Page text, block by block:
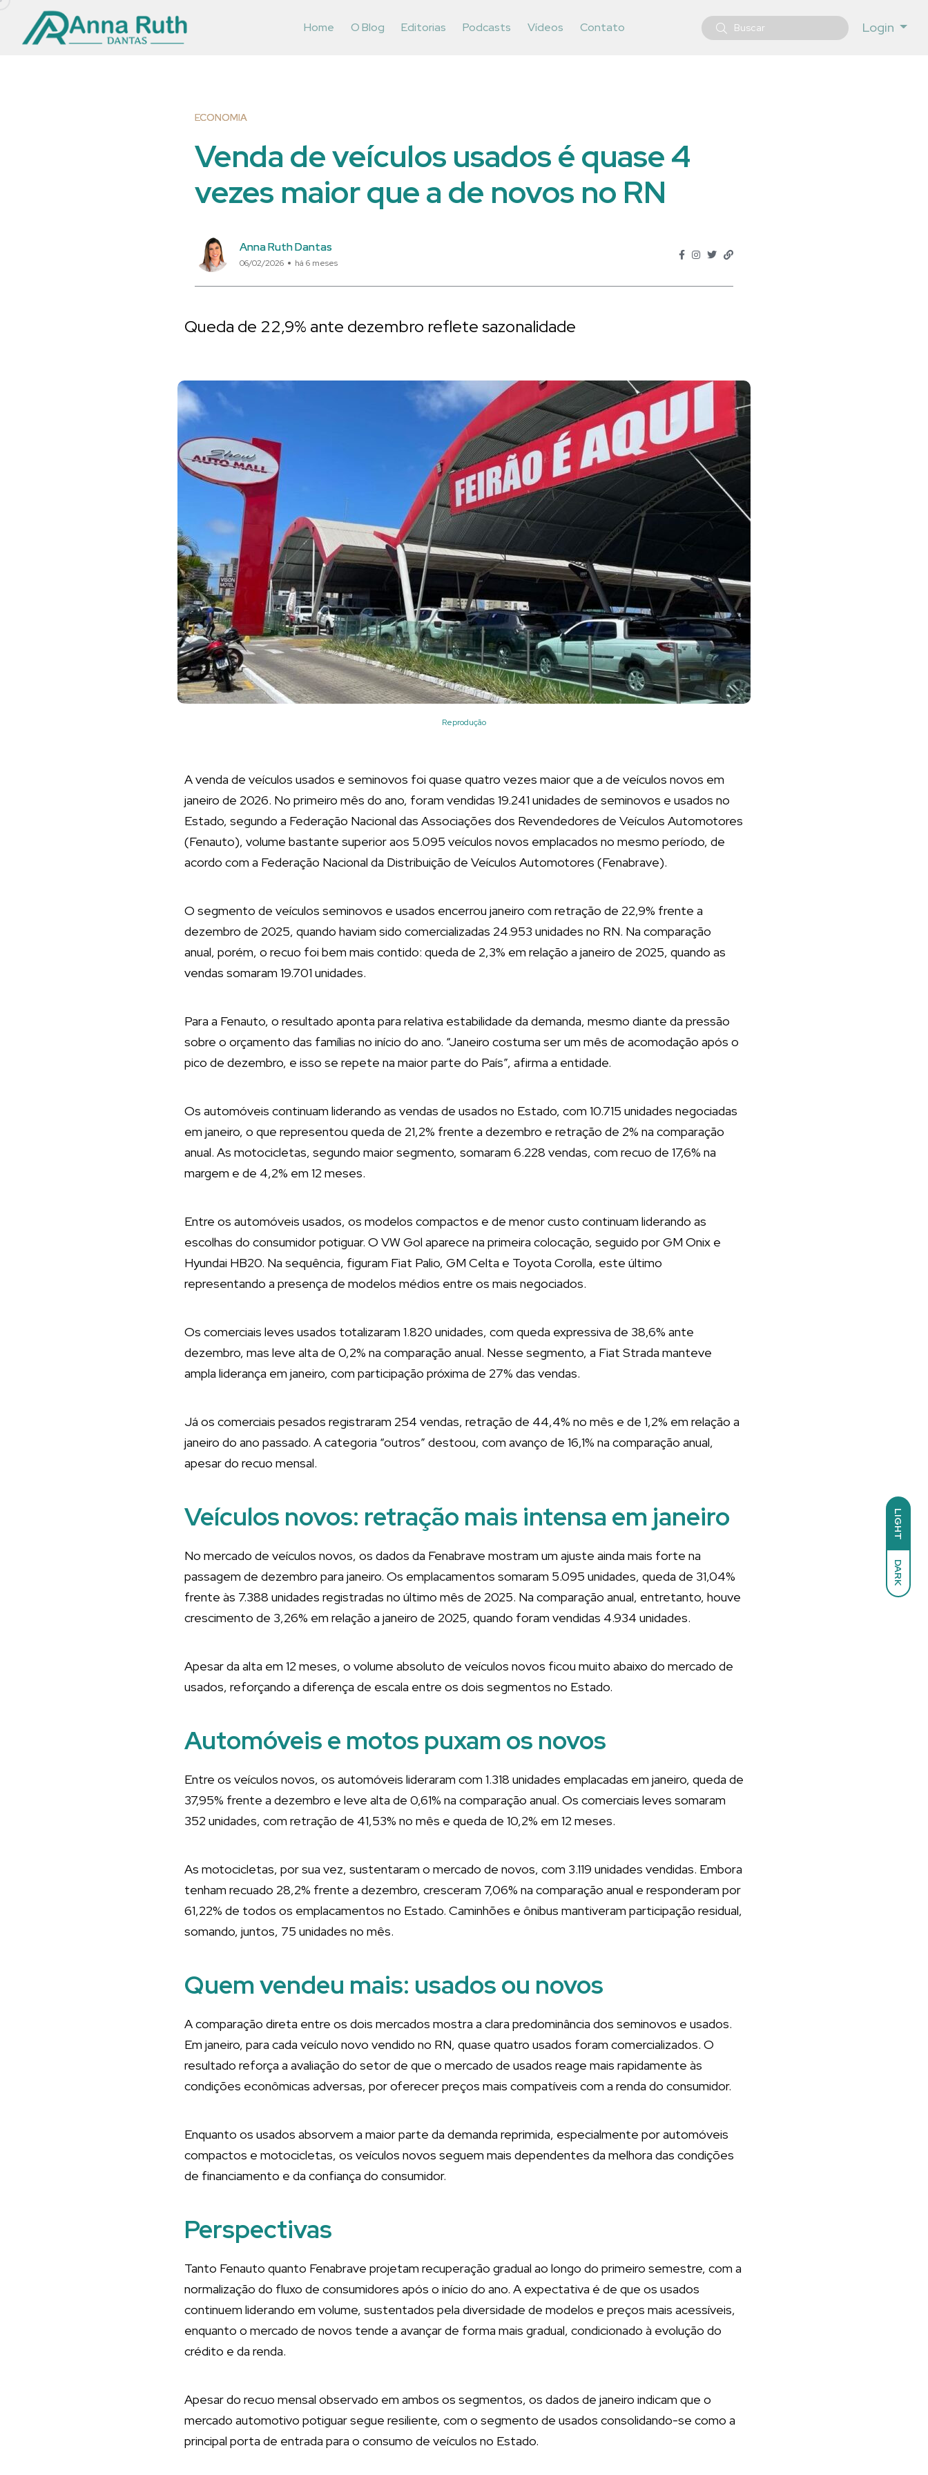
LIGHT
DARK
Home O Blog Editorias Podcasts Vídeos Contato Login
ECONOMIA
Venda de veículos usados é quase 4
vezes maior que a de novos no RN
Anna Ruth Dantas
06/02/2026 há 6 meses
Queda de 22,9% ante dezembro reflete sazonalidade
Reprodução
A venda de veículos usados e seminovos foi quase quatro vezes maior que a de veículos novos em
janeiro de 2026. No primeiro mês do ano, foram vendidas 19.241 unidades de seminovos e usados no
Estado, segundo a Federação Nacional das Associações dos Revendedores de Veículos Automotores
(Fenauto), volume bastante superior aos 5.095 veículos novos emplacados no mesmo período, de
acordo com a Federação Nacional da Distribuição de Veículos Automotores (Fenabrave).
O segmento de veículos seminovos e usados encerrou janeiro com retração de 22,9% frente a
dezembro de 2025, quando haviam sido comercializadas 24.953 unidades no RN. Na comparação
anual, porém, o recuo foi bem mais contido: queda de 2,3% em relação a janeiro de 2025, quando as
vendas somaram 19.701 unidades.
Para a Fenauto, o resultado aponta para relativa estabilidade da demanda, mesmo diante da pressão
sobre o orçamento das famílias no início do ano. “Janeiro costuma ser um mês de acomodação após o
pico de dezembro, e isso se repete na maior parte do País”, afirma a entidade.
Os automóveis continuam liderando as vendas de usados no Estado, com 10.715 unidades negociadas
em janeiro, o que representou queda de 21,2% frente a dezembro e retração de 2% na comparação
anual. As motocicletas, segundo maior segmento, somaram 6.228 vendas, com recuo de 17,6% na
margem e de 4,2% em 12 meses.
Entre os automóveis usados, os modelos compactos e de menor custo continuam liderando as
escolhas do consumidor potiguar. O VW Gol aparece na primeira colocação, seguido por GM Onix e
Hyundai HB20. Na sequência, figuram Fiat Palio, GM Celta e Toyota Corolla, este último
representando a presença de modelos médios entre os mais negociados.
Os comerciais leves usados totalizaram 1.820 unidades, com queda expressiva de 38,6% ante
dezembro, mas leve alta de 0,2% na comparação anual. Nesse segmento, a Fiat Strada manteve
ampla liderança em janeiro, com participação próxima de 27% das vendas.
Já os comerciais pesados registraram 254 vendas, retração de 44,4% no mês e de 1,2% em relação a
janeiro do ano passado. A categoria “outros” destoou, com avanço de 16,1% na comparação anual,
apesar do recuo mensal.
Veículos novos: retração mais intensa em janeiro
No mercado de veículos novos, os dados da Fenabrave mostram um ajuste ainda mais forte na
passagem de dezembro para janeiro. Os emplacamentos somaram 5.095 unidades, queda de 31,04%
frente às 7.388 unidades registradas no último mês de 2025. Na comparação anual, entretanto, houve
crescimento de 3,26% em relação a janeiro de 2025, quando foram vendidas 4.934 unidades.
Apesar da alta em 12 meses, o volume absoluto de veículos novos ficou muito abaixo do mercado de
usados, reforçando a diferença de escala entre os dois segmentos no Estado.
Automóveis e motos puxam os novos
Entre os veículos novos, os automóveis lideraram com 1.318 unidades emplacadas em janeiro, queda de
37,95% frente a dezembro e leve alta de 0,61% na comparação anual. Os comerciais leves somaram
352 unidades, com retração de 41,53% no mês e queda de 10,2% em 12 meses.
As motocicletas, por sua vez, sustentaram o mercado de novos, com 3.119 unidades vendidas. Embora
tenham recuado 28,2% frente a dezembro, cresceram 7,06% na comparação anual e responderam por
61,22% de todos os emplacamentos no Estado. Caminhões e ônibus mantiveram participação residual,
somando, juntos, 75 unidades no mês.
Quem vendeu mais: usados ou novos
A comparação direta entre os dois mercados mostra a clara predominância dos seminovos e usados.
Em janeiro, para cada veículo novo vendido no RN, quase quatro usados foram comercializados. O
resultado reforça a avaliação do setor de que o mercado de usados reage mais rapidamente às
condições econômicas adversas, por oferecer preços mais compatíveis com a renda do consumidor.
Enquanto os usados absorvem a maior parte da demanda reprimida, especialmente por automóveis
compactos e motocicletas, os veículos novos seguem mais dependentes da melhora das condições
de financiamento e da confiança do consumidor.
Perspectivas
Tanto Fenauto quanto Fenabrave projetam recuperação gradual ao longo do primeiro semestre, com a
normalização do fluxo de consumidores após o início do ano. A expectativa é de que os usados
continuem liderando em volume, sustentados pela diversidade de modelos e preços mais acessíveis,
enquanto o mercado de novos tende a avançar de forma mais gradual, condicionado à evolução do
crédito e da renda.
Apesar do recuo mensal observado em ambos os segmentos, os dados de janeiro indicam que o
mercado automotivo potiguar segue resiliente, com o segmento de usados consolidando-se como a
principal porta de entrada para o consumo de veículos no Estado.